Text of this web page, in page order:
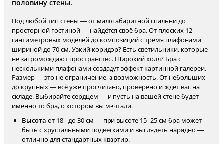
половину стены.
Под любой тип стены — от малогабаритной спальни до
просторной гостиной — найдётся своё бра. От плоских 12-
сантиметровых моделей до композиций с тремя плафонами
шириной до 70 см. Узкий коридор? Есть светильники, которые
не загромождают пространство. Широкий холл? Бра с
несколькими плафонами создадут эффект картинной галереи.
Размер — это не ограничение, а возможность. От небольших
до крупных — всё уже просчитано, проверено и ждёт вас на
складе. Выбирайте сердцем — и пусть на вашей стене будет
именно то бра, о котором вы мечтали.
Высота от 18 - до 30 см — при высоте 15–25 см бра может
быть с хрустальными подвесками и выглядеть нарядно —
отлично для стандартных квартир.